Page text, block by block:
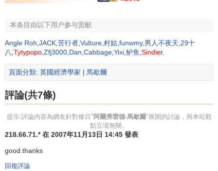
《老一代的經濟學家和新一代的經濟學家》
《分配與交換》
《創建經濟學和有關政治學分支課程的請求》
《經濟騎士道精神的社會可能性》
《戰後的國家稅收》
《工業與貿易》
《阿爾弗雷德·馬歇爾紀念集》
《馬歇爾官方文獻集》等等。
本条目由以下用户参与贡献
Angle Roh JACK 苦行者 Vulture 村姑 funwmy, 男人不夜天 29十
八 Tytypopo Zfj3000 Dan Cabbage Yixi 鲈鱼 Sindier.
頁面分類: 英國經濟學家 | 馬歇爾
評論(共7條)
提示:評論內容為網友針對條目"阿爾弗雷德·馬歇爾"展開的討論，與本站觀
點立場無關。
218.66.71.* 在 2007年11月13日 14:45 發表
good.thanks
回複評論